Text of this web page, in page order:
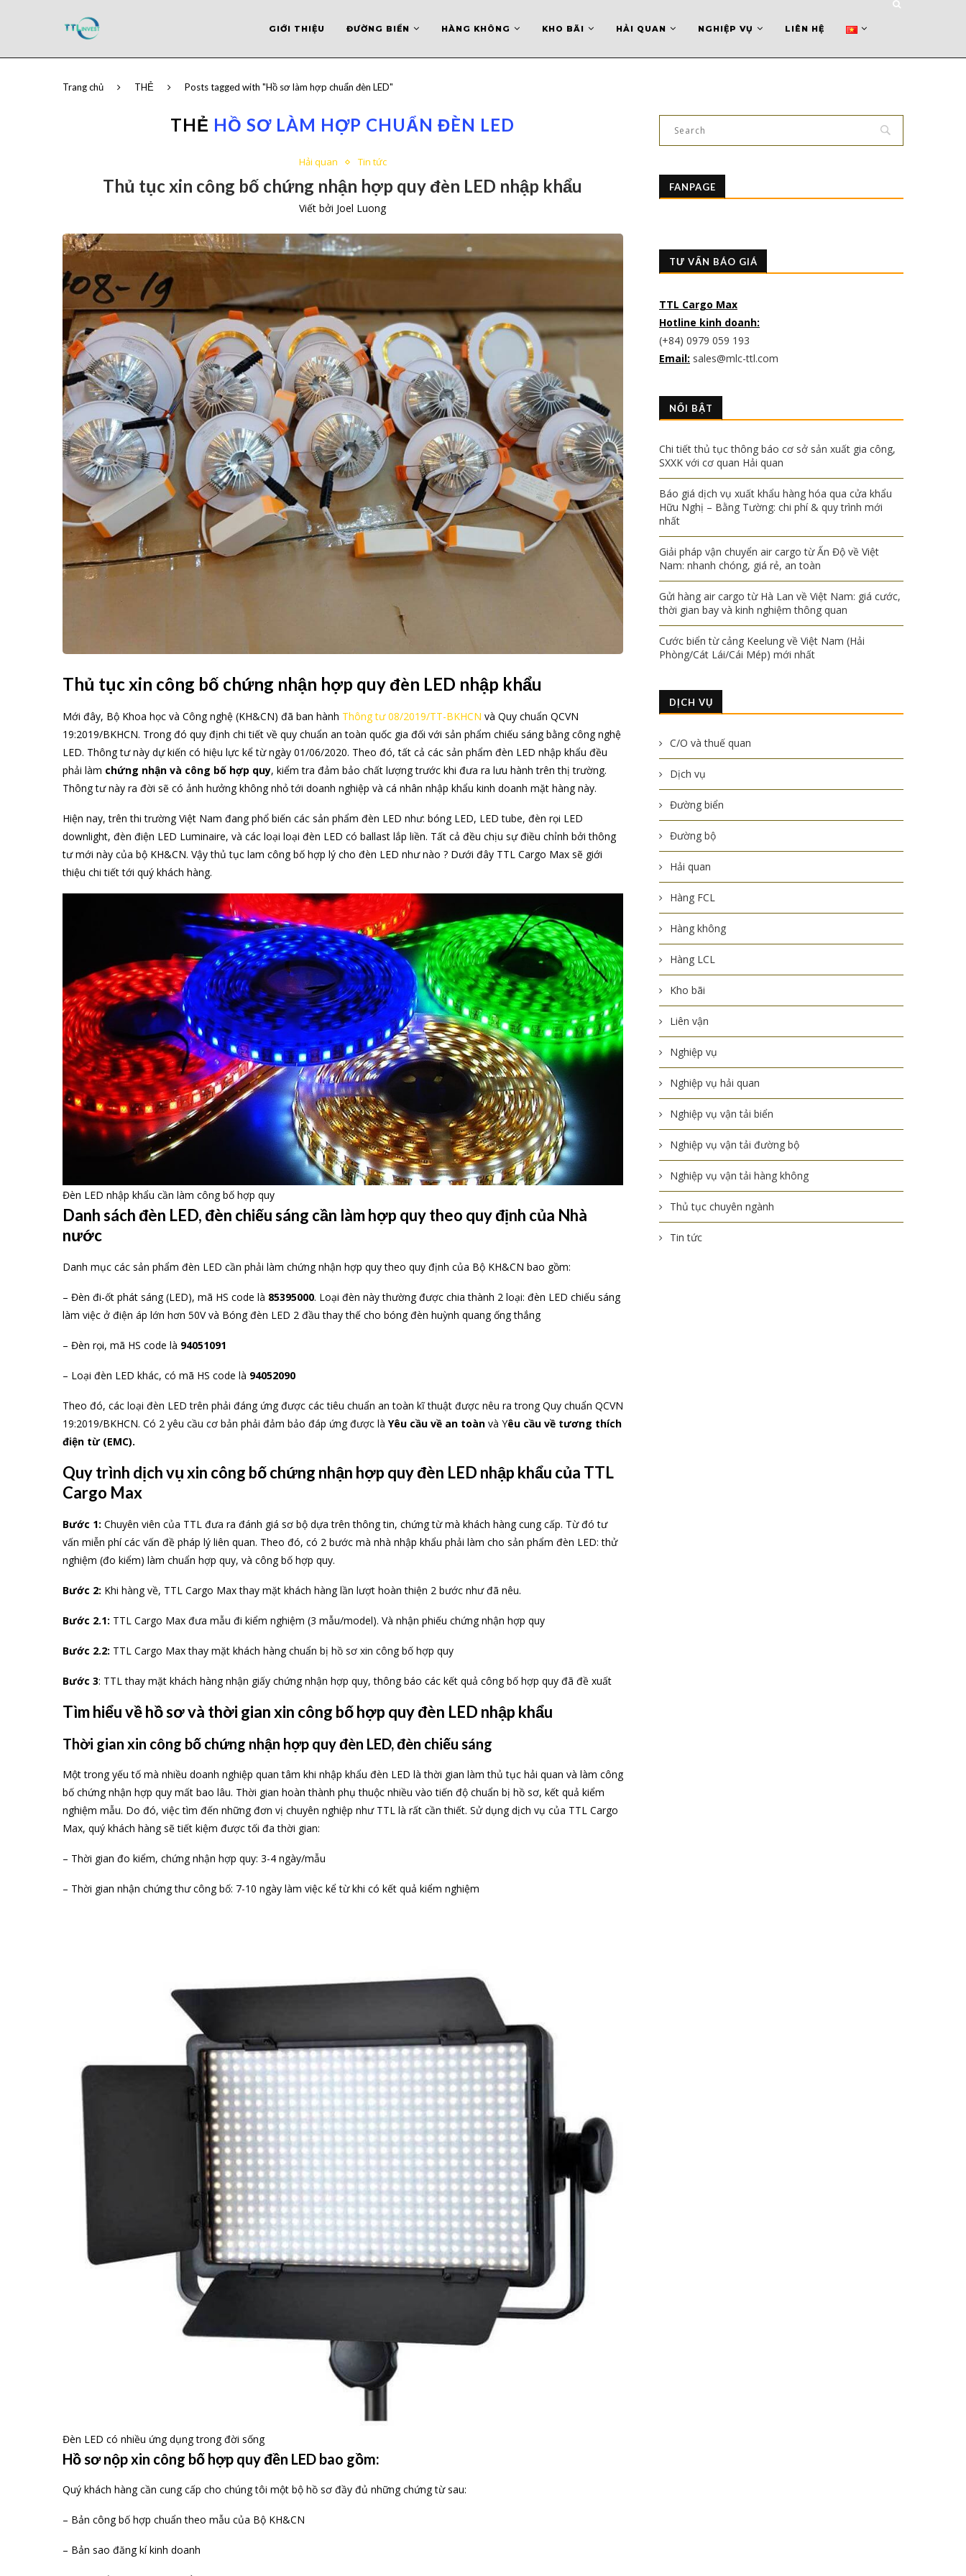
GIỚI THIỆU ĐƯỜNG BIỂN HÀNG KHÔNG KHO BÃI HẢI QUAN NGHIỆP VỤ LIÊN HỆ
Trang chủ THẺ Posts tagged with "Hồ sơ làm hợp chuẩn đèn LED"
THẺ HỒ SƠ LÀM HỢP CHUẨN ĐÈN LED
Hải quan Tin tức
Thủ tục xin công bố chứng nhận hợp quy đèn LED nhập khẩu
Viết bởi Joel Luong
Thủ tục xin công bố chứng nhận hợp quy đèn LED nhập khẩu
Mới đây, Bộ Khoa học và Công nghệ (KH&CN) đã ban hành Thông tư 08/2019/TT-BKHCN và Quy chuẩn QCVN
19:2019/BKHCN. Trong đó quy định chi tiết về quy chuẩn an toàn quốc gia đối với sản phẩm chiếu sáng bằng công nghệ
LED. Thông tư này dự kiến có hiệu lực kể từ ngày 01/06/2020. Theo đó, tất cả các sản phẩm đèn LED nhập khẩu đều
phải làm chứng nhận và công bố hợp quy, kiểm tra đảm bảo chất lượng trước khi đưa ra lưu hành trên thị trường.
Thông tư này ra đời sẽ có ảnh hưởng không nhỏ tới doanh nghiệp và cá nhân nhập khẩu kinh doanh mặt hàng này.
Hiện nay, trên thi trường Việt Nam đang phổ biến các sản phẩm đèn LED như: bóng LED, LED tube, đèn rọi LED
downlight, đèn điện LED Luminaire, và các loại loại đèn LED có ballast lắp liền. Tất cả đều chịu sự điều chỉnh bởi thông
tư mới này của bộ KH&CN. Vậy thủ tục lam công bố hợp lý cho đèn LED như nào ? Dưới đây TTL Cargo Max sẽ giới
thiệu chi tiết tới quý khách hàng.
Đèn LED nhập khẩu cần làm công bố hợp quy
Danh sách đèn LED, đèn chiếu sáng cần làm hợp quy theo quy định của Nhà
nước
Danh mục các sản phẩm đèn LED cần phải làm chứng nhận hợp quy theo quy định của Bộ KH&CN bao gồm:
– Đèn đi-ốt phát sáng (LED), mã HS code là 85395000. Loại đèn này thường được chia thành 2 loại: đèn LED chiếu sáng
làm việc ở điện áp lớn hơn 50V và Bóng đèn LED 2 đầu thay thế cho bóng đèn huỳnh quang ống thắng
– Đèn rọi, mã HS code là 94051091
– Loại đèn LED khác, có mã HS code là 94052090
Theo đó, các loại đèn LED trên phải đáng ứng được các tiêu chuẩn an toàn kĩ thuật được nêu ra trong Quy chuẩn QCVN
19:2019/BKHCN. Có 2 yêu cầu cơ bản phải đảm bảo đáp ứng được là Yêu cầu về an toàn và Yêu cầu về tương thích
điện từ (EMC).
Quy trình dịch vụ xin công bố chứng nhận hợp quy đèn LED nhập khẩu của TTL
Cargo Max
Bước 1: Chuyên viên của TTL đưa ra đánh giá sơ bộ dựa trên thông tin, chứng từ mà khách hàng cung cấp. Từ đó tư
vấn miễn phí các vấn đề pháp lý liên quan. Theo đó, có 2 bước mà nhà nhập khẩu phải làm cho sản phẩm đèn LED: thử
nghiệm (đo kiểm) làm chuẩn hợp quy, và công bố hợp quy.
Bước 2: Khi hàng về, TTL Cargo Max thay mặt khách hàng lần lượt hoàn thiện 2 bước như đã nêu.
Bước 2.1: TTL Cargo Max đưa mẫu đi kiểm nghiệm (3 mẫu/model). Và nhận phiếu chứng nhận hợp quy
Bước 2.2: TTL Cargo Max thay mặt khách hàng chuẩn bị hồ sơ xin công bố hợp quy
Bước 3: TTL thay mặt khách hàng nhận giấy chứng nhận hợp quy, thông báo các kết quả công bố hợp quy đã đề xuất
Tìm hiểu về hồ sơ và thời gian xin công bố hợp quy đèn LED nhập khẩu
Thời gian xin công bố chứng nhận hợp quy đèn LED, đèn chiếu sáng
Một trong yếu tố mà nhiều doanh nghiệp quan tâm khi nhập khẩu đèn LED là thời gian làm thủ tục hải quan và làm công
bố chứng nhận hợp quy mất bao lâu. Thời gian hoàn thành phụ thuộc nhiều vào tiến độ chuẩn bị hồ sơ, kết quả kiểm
nghiệm mẫu. Do đó, việc tìm đến những đơn vị chuyên nghiệp như TTL là rất cần thiết. Sử dụng dịch vụ của TTL Cargo
Max, quý khách hàng sẽ tiết kiệm được tối đa thời gian:
– Thời gian đo kiểm, chứng nhận hợp quy: 3-4 ngày/mẫu
– Thời gian nhận chứng thư công bố: 7-10 ngày làm việc kể từ khi có kết quả kiểm nghiệm
Đèn LED có nhiều ứng dụng trong đời sống
Hồ sơ nộp xin công bố hợp quy đền LED bao gồm:
Quý khách hàng cần cung cấp cho chúng tôi một bộ hồ sơ đầy đủ những chứng từ sau:
– Bản công bố hợp chuẩn theo mẫu của Bộ KH&CN
– Bản sao đăng kí kinh doanh
FANPAGE
TƯ VẤN BÁO GIÁ
TTL Cargo Max
Hotline kinh doanh:
(+84) 0979 059 193
Email: sales@mlc-ttl.com
NỔI BẬT
Chi tiết thủ tục thông báo cơ sở sản xuất gia công,
SXXK với cơ quan Hải quan
Báo giá dịch vụ xuất khẩu hàng hóa qua cửa khẩu
Hữu Nghị – Bằng Tường: chi phí & quy trình mới
nhất
Giải pháp vận chuyển air cargo từ Ấn Độ về Việt
Nam: nhanh chóng, giá rẻ, an toàn
Gửi hàng air cargo từ Hà Lan về Việt Nam: giá cước,
thời gian bay và kinh nghiệm thông quan
Cước biển từ cảng Keelung về Việt Nam (Hải
Phòng/Cát Lái/Cái Mép) mới nhất
DỊCH VỤ
C/O và thuế quan
Dịch vụ
Đường biển
Đường bộ
Hải quan
Hàng FCL
Hàng không
Hàng LCL
Kho bãi
Liên vận
Nghiệp vụ
Nghiệp vụ hải quan
Nghiệp vụ vận tải biển
Nghiệp vụ vận tải đường bộ
Nghiệp vụ vận tải hàng không
Thủ tục chuyên ngành
Tin tức